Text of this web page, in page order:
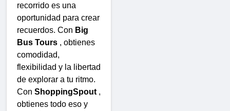
recorrido es una
oportunidad para crear
recuerdos. Con Big
Bus Tours , obtienes
comodidad,
flexibilidad y la libertad
de explorar a tu ritmo.
Con ShoppingSpout ,
obtienes todo eso y